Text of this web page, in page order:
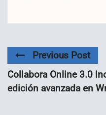
Previous Post
Collabora Online 3.0
edición avanzada en